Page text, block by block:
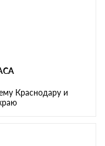
Краснодару и